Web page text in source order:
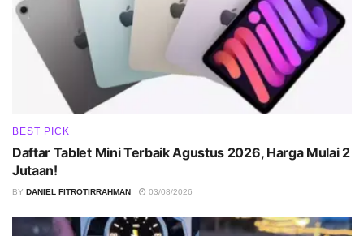
BEST PICK
Daftar Tablet Mini Terbaik Agustus 2026, Harga Mulai 2
Jutaan!
BY DANIEL FITROTIRRAHMAN 03/08/2026